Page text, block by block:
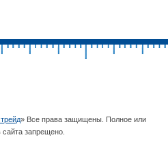
» Все права защищены. Полное или
запрещено.